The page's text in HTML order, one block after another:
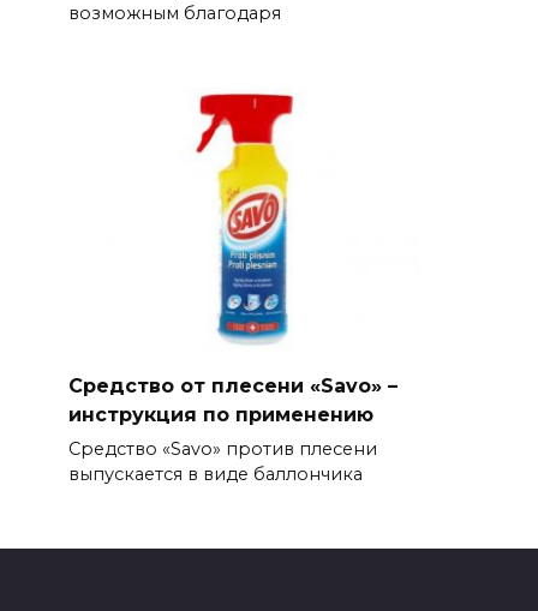
возможным благодаря
Средство от плесени «Savo» –
инструкция по применению
Средство «Savo» против плесени
выпускается в виде баллончика